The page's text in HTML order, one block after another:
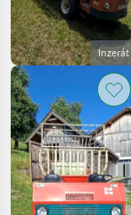
Inzerát